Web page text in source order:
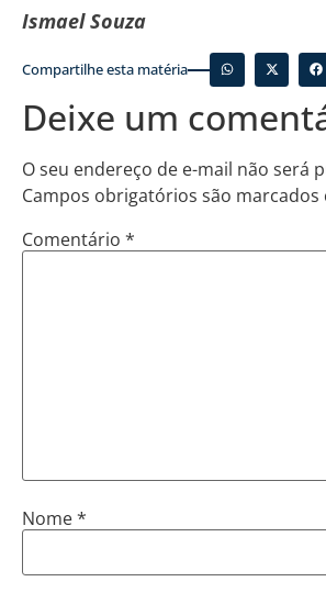
Ismael Souza
Compartilhe esta matéria
Deixe um
O seu endereço de e-mail não será
Campos obrigatórios são marcados
Comentário *
Nome*